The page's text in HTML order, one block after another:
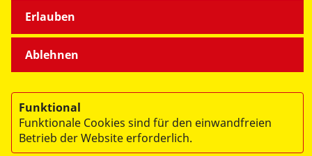
Transportmöglichkeiten gibt es für
Patientinnen und Patienten?
Die Anbieter der BAGF bieten an, Fahrgäste auf eigene
Rechnung zu transportieren. Wird kein Anbieter
gefunden, kommen als Ersatz zum Teil Krankenwagen
zum Einsatz, deren Kosten wesentlich höher liegen und
die eigentlich für die Notfallversorgung
vorgesehen sind.
Ablehnen
Erlauben
Funktional
Funktionale Cookies sind für den einwandfreien
Betrieb der Website erforderlich.